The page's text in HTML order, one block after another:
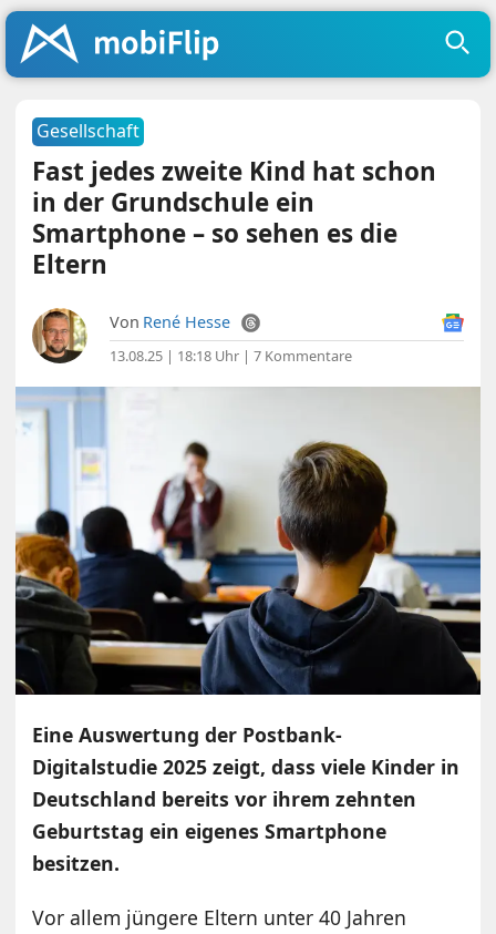
Gesellschaft
Fast jedes zweite Kind hat schon
in der Grundschule ein
Smartphone – so sehen es die
Eltern
Von René Hesse
13.08.25 | 18:18 Uhr |7 Kommentare
Eine Auswertung der Postbank-
Digitalstudie 2025 zeigt, dass viele Kinder in
Deutschland bereits vor ihrem zehnten
Geburtstag ein eigenes Smartphone
besitzen.
Vor allem jüngere Eltern unter 40 Jahren